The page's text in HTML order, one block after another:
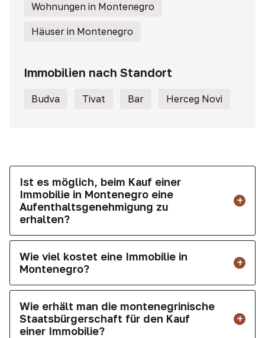
Wohnungen in Montenegro
Häuser in Montenegro
Immobilien nach Standort
Budva Tivat Bar Herceg Novi
Ist es möglich, beim Kauf einer
Immobilie in Montenegro eine
Aufenthaltsgenehmigung zu
erhalten?
Wie viel kostet eine Immobilie in
Montenegro?
Wie erhält man die montenegrinische
Staatsbürgerschaft für den Kauf
einer Immobilie?